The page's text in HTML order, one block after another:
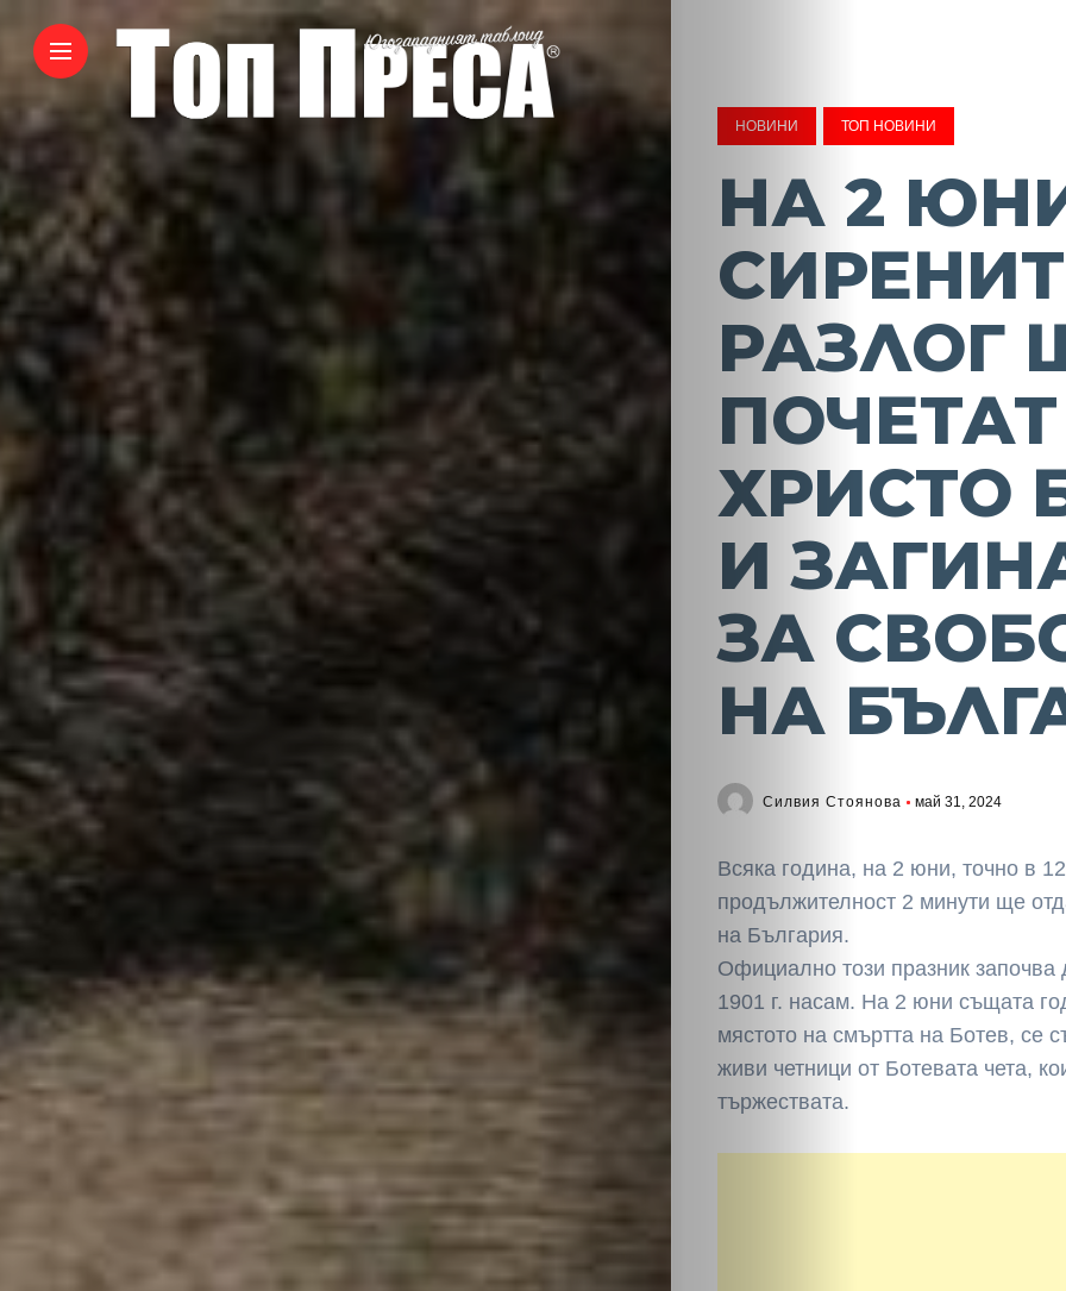
НОВИНИ ТОП НОВИНИ
НА 2
РАЗЛОГ
ПОЧЕТАТ
ХРИСТО
И
ЗА
НА
Силвия Стоянова май 31, 2024
Всяка година, на 2 юни, точно в
продължителност 2 минути ще
на България.
Официално този празник започва
1901 г. насам. На 2 юни същата
мястото на смъртта на Ботев, се
живи четници от Ботевата чета,
тържествата.